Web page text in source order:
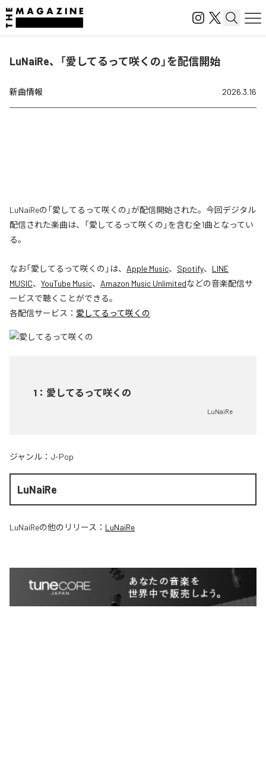
LuNaiRe、「愛してるって咲くの」を配信開始
新曲情報 2026.3.16
LuNaiReの「愛してるって咲くの」が配信開始された。今回デジタル
配信された楽曲は、「愛してるって咲くの」を含む全1曲となってい
る。
なお「愛してるって咲くの 」は、 Apple Music、 Spotify、 LINE
MUSIC、 YouTube Music、 Amazon Music Unlimitedなどの音楽配信サ
ービスで聴くことができる。
各配信サービス： 愛してるって咲くの
1 ： 愛してるって咲くの
LuNaiRe
ジャンル： J-Pop
LuNaiRe
LuNaiReの他のリリース： LuNaiRe